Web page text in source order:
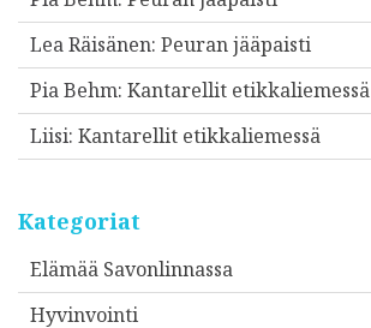
Lea Räisänen: Peuran jääpaisti
Pia Behm: Kantarellit etikkaliemessä
Liisi: Kantarellit etikkaliemessä
Kategoriat
Elämää Savonlinnassa
Hyvinvointi